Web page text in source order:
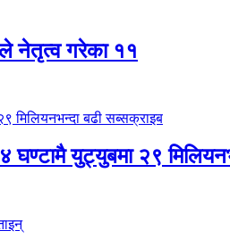
नेतृत्व गरेका ११
घण्टामै युट्युबमा २९